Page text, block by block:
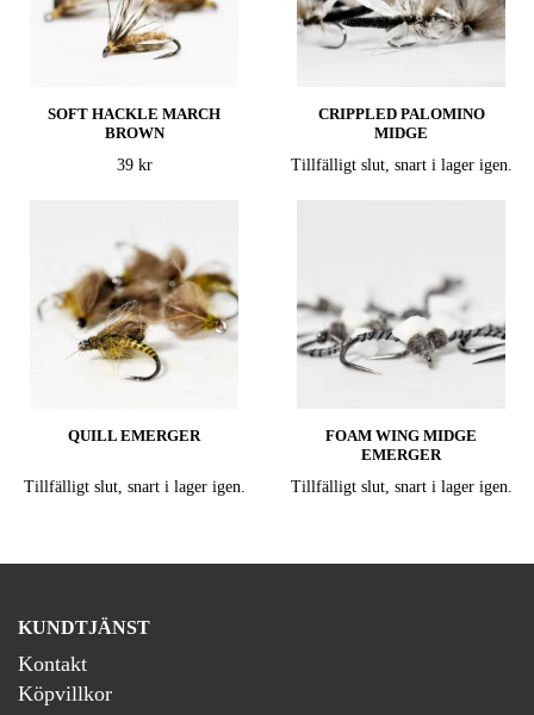
SOFT HACKLE MARCH
BROWN
39 kr
CRIPPLED PALOMINO
MIDGE
Tillfälligt slut, snart i lager igen.
QUILL EMERGER
Tillfälligt slut, snart i lager igen.
FOAM WING MIDGE
EMERGER
Tillfälligt slut, snart i lager igen.
KUNDTJÄNST
Kontakt
Köpvillkor